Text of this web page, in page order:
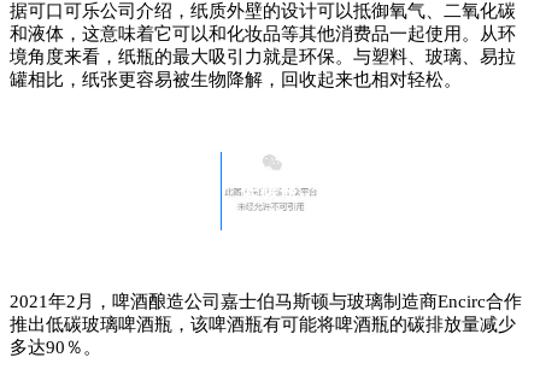
据可口可乐公司介绍，纸质外壁的设计可以抵御氧气、二氧化碳
和液体，这意味着它可以和化妆品等其他消费品一起使用。从环
境角度来看，纸瓶的最大吸引力就是环保。与塑料、玻璃、易拉
罐相比，纸张更容易被生物降解，回收起来也相对轻松。
低碳瓶
2021年2月，啤酒酿造公司嘉士伯马斯顿与玻璃制造商Encirc合作
推出低碳玻璃啤酒瓶，该啤酒瓶有可能将啤酒瓶的碳排放量减少
多达90％。